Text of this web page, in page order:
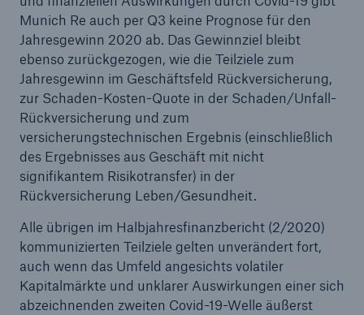
Munich Re auch per Q3 keine Prognose für den
Jahresgewinn 2020 ab. Das Gewinnziel bleibt
ebenso zurückgezogen, wie die Teilziele zum
Jahresgewinn im Geschäftsfeld Rückversicherung,
zur Schaden-Kosten-Quote in der Schaden/Unfall-
Rückversicherung und zum
versicherungstechnischen Ergebnis (einschließlich
des Ergebnisses aus Geschäft mit nicht
signifikantem Risikotransfer) in der
Rückversicherung Leben/Gesundheit.
Alle übrigen im Halbjahresfinanzbericht (2/2020)
kommunizierten Teilziele gelten unverändert fort,
auch wenn das Umfeld angesichts volatiler
Kapitalmärkte und unklarer Auswirkungen einer sich
abzeichnenden zweiten Covid-19-Welle äußerst